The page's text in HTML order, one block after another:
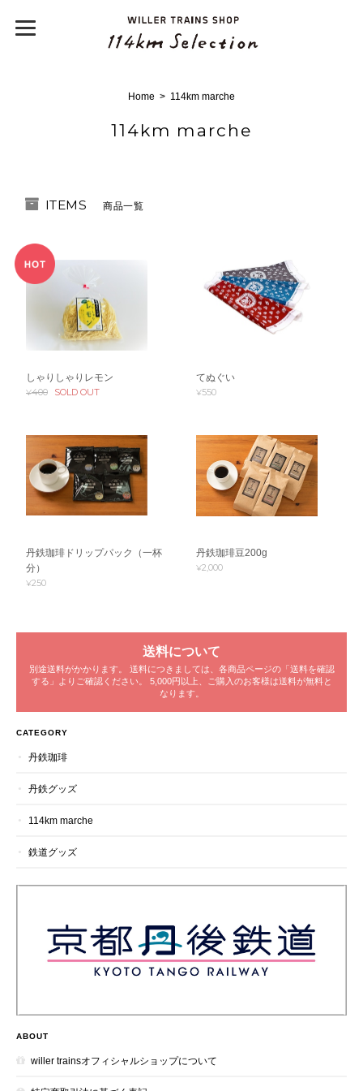
Home 114km marche
114km marche
ITEMS 商品一覧
しゃりしゃりレモン
¥400 SOLD OUT
てぬぐい
¥550
丹鉄珈琲ドリップパック（一杯
分）
¥250
丹鉄珈琲豆200g
¥2,000
送料について
別途送料がかかります。 送料につきましては、各商品ページの「送料を確認
する」よりご確認ください。 5,000円以上、ご購入のお客様は送料が無料と
なります。
CATEGORY
丹鉄珈琲
丹鉄グッズ
114km marche
鉄道グッズ
ABOUT
willer trainsオフィシャルショップについて